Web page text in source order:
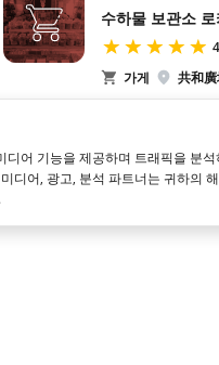
어 기능을 제공하며 트래픽을 분
디어, 광고, 분석 파트너는 귀하의
수하물 보관소
가게 共和